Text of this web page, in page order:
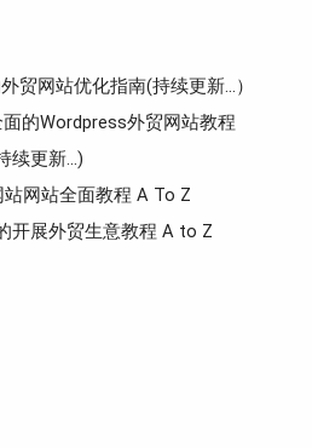
贸网站优化指南(持续更新...）
的Wordpress外贸网站教程
续更新…)
网站全面教程 A To Z
开展外贸生意教程 A to Z